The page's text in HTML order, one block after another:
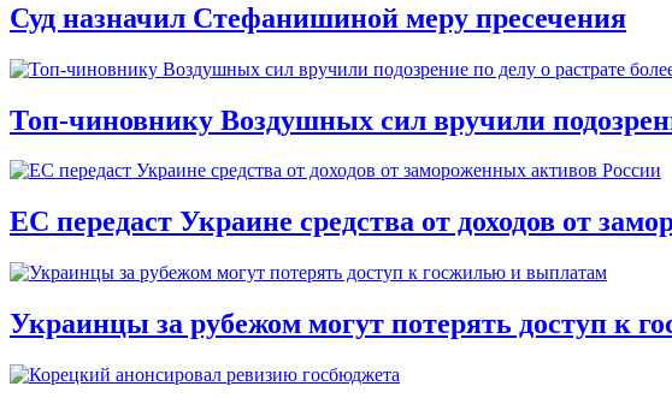
Суд назначил Стефанишиной меру пресечения
Топ-чиновнику Воздушных сил вручили
ЕС передаст Украине средства от доходов от
Украинцы за рубежом могут потерять доступ к